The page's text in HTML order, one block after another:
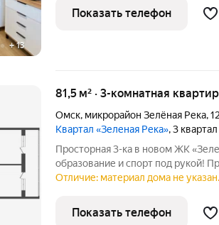
+13
Иртыша. А вечером городские огни в отражении воды. Эта
квартира
Показать телефон
81,5 м² · 3-комнатная
Омск, микрорайон Зелёная Река,12
Квартал «Зеленая Река», 3
Просторная 3-ка в новом ЖК
образование и спорт под рукой!
трехкомнатная квартира в
+ кухня-гостиная, 2 санузла,
Отличие: материал дома не указан.
Показать телефон